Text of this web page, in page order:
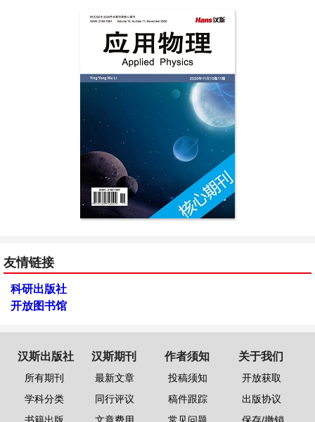
友情链接
科研出版社
开放图书馆
汉斯出版社
所有期刊
学科分类
汉斯期刊
最新文章
同行评议
作者须知
投稿须知
稿件跟踪
关于我们
开放获取
出版协议